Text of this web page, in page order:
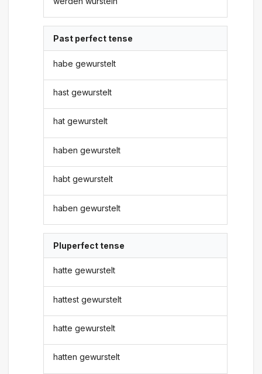
Past perfect tense
habe gewurstelt
hast gewurstelt
hat gewurstelt
haben gewurstelt
habt gewurstelt
haben gewurstelt
Pluperfect tense
hatte gewurstelt
hattest gewurstelt
hatte gewurstelt
hatten gewurstelt